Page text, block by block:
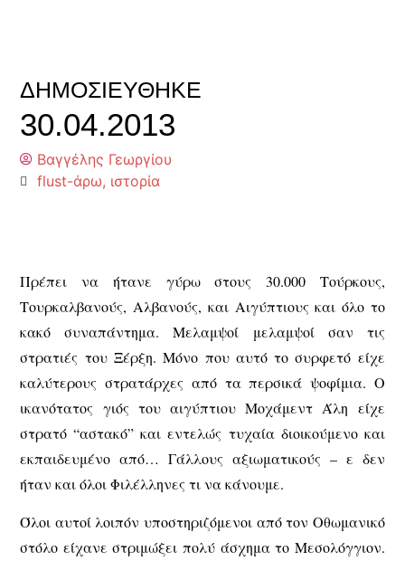
ΔΗΜΟΣΙΕΎΘΗΚΕ
30.04.2013
Βαγγέλης Γεωργίου
flust-άρω, ιστορία
Πρέπει να ήτανε γύρω στους 30.000 Τούρκους,
Τουρκαλβανούς, Αλβανούς, και Αιγύπτιους και όλο το
κακό συναπάντημα. Μελαμψοί μελαμψοί σαν τις
στρατιές του Ξέρξη. Μόνο που αυτό το συρφετό είχε
καλύτερους στρατάρχες από τα περσικά ψοφίμια. Ο
ικανότατος γιός του αιγύπτιου Μοχάμεντ Άλη είχε
στρατό “αστακό” και εντελώς τυχαία διοικούμενο και
εκπαιδευμένο από… Γάλλους αξιωματικούς – ε δεν
ήταν και όλοι Φιλέλληνες τι να κάνουμε.
Όλοι αυτοί λοιπόν υποστηριζόμενοι από τον Οθωμανικό
στόλο είχανε στριμώξει πολύ άσχημα το Μεσολόγγιον.